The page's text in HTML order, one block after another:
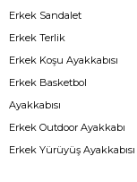
Erkek Sandalet
Erkek Terlik
Erkek Koşu Ayakkabısı
Erkek Basketbol
Ayakkabısı
Erkek Outdoor Ayakkabı
Erkek Yürüyüş Ayakkabısı